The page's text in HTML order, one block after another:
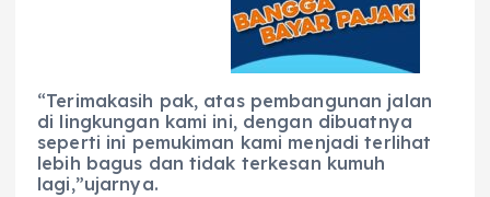
“Terimakasih pak, atas pembangunan jalan
di lingkungan kami ini, dengan dibuatnya
seperti ini pemukiman kami menjadi terlihat
lebih bagus dan tidak terkesan kumuh
lagi,”ujarnya.